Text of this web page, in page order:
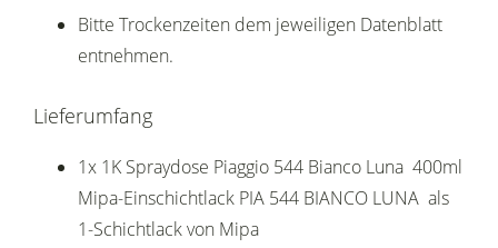
Bitte Trockenzeiten dem jeweiligen Datenblatt
entnehmen.
Lieferumfang
1x 1K Spraydose Piaggio 544 Bianco Luna 400ml
Mipa-Einschichtlack PIA 544 BIANCO LUNA als
1-Schichtlack von Mipa